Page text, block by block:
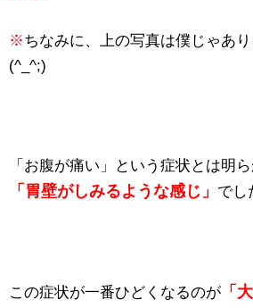
※ちなみに、上の写真は僕じゃあ
(^_^;)
「お腹が痛い」という症状とは明
「胃壁がしみるような感じ」 でし
この症状が一番ひどくなるのが 「